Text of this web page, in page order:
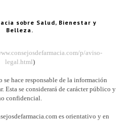
sobre Salud, Bienestar y
Belleza.
p/aviso-
legal.html)
se hace responsable de la información
Esta se considerará de carácter público y
confidencial.
es orientativo y en